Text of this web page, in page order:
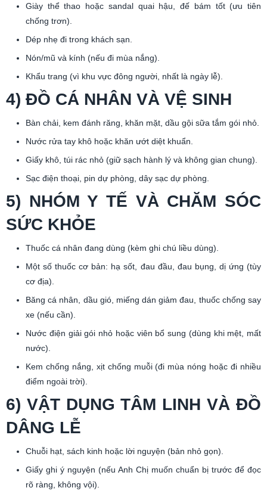
Giày thể thao hoặc sandal quai hậu, đế bám tốt (ưu tiên
chống trơn).
Dép nhẹ đi trong khách sạn.
Nón/mũ và kính (nếu đi mùa nắng).
Khẩu trang (vì khu vực đông người, nhất là ngày lễ).
4) ĐỒ CÁ NHÂN VÀ VỆ SINH
Bàn chải, kem đánh răng, khăn mặt, dầu gội sữa tắm gói nhỏ.
Nước rửa tay khô hoặc khăn ướt diệt khuẩn.
Giấy khô, túi rác nhỏ (giữ sạch hành lý và không gian chung).
Sạc điện thoại, pin dự phòng, dây sạc dự phòng.
5) NHÓM Y TẾ VÀ CHĂM SÓC
SỨC KHỎE
Thuốc cá nhân đang dùng (kèm ghi chú liều dùng).
Một số thuốc cơ bản: hạ sốt, đau đầu, đau bụng, dị ứng (tùy
cơ địa).
Băng cá nhân, dầu gió, miếng dán giảm đau, thuốc chống say
xe (nếu cần).
Nước điện giải gói nhỏ hoặc viên bổ sung (dùng khi mệt, mất
nước).
Kem chống nắng, xịt chống muỗi (đi mùa nóng hoặc đi nhiều
điểm ngoài trời).
6) VẬT DỤNG TÂM LINH VÀ ĐỒ
DÂNG LỄ
Chuỗi hạt, sách kinh hoặc lời nguyện (bản nhỏ gọn).
Giấy ghi ý nguyện (nếu Anh Chị muốn chuẩn bị trước để đọc
rõ ràng, không vội).